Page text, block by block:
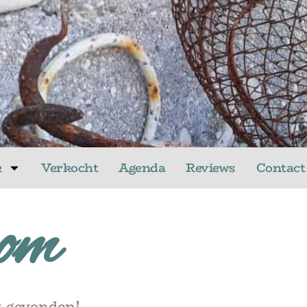
Verkocht Agenda Reviews Contact